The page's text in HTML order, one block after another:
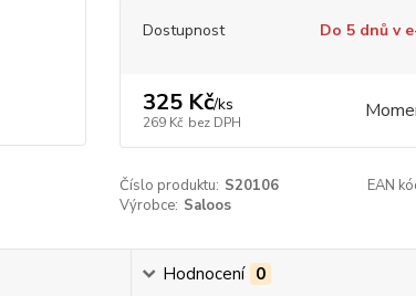
Dostupnost Do 5 dnů v
325 Kč/ks
269 Kč bez DPH
Číslo produktu: S20106 EAN
Výrobce: Saloos
Hodnocení 0